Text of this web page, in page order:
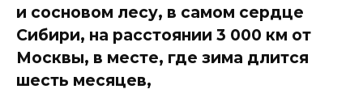
и сосновом лесу, в самом сердце
Сибири, на расстоянии 3 000 км от
Москвы, в месте, где зима длится
шесть месяцев,